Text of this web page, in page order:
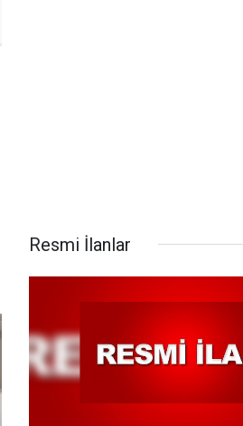
Resmi İlanlar